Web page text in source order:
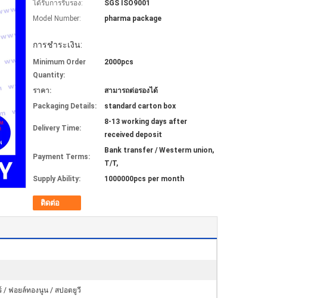
ได้รับการรับรอง:
SGS ISO9001
Model Number:
pharma package
การชำระเงิน:
Minimum Order
Quantity:
2000pcs
ราคา:
สามารถต่อรองได้
Packaging Details:
standard carton box
Delivery Time:
8-13 working days after
received deposit
Payment Terms:
Bank transfer / Westerm union,
T/T,
Supply Ability:
1000000pcs per month
ติดต่อ
/ ฟอยล์ทองนูน / สปอตยูวี